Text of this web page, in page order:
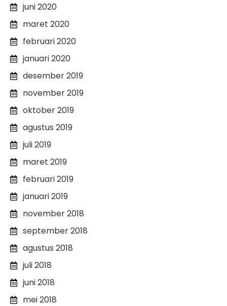
juni 2020
maret 2020
februari 2020
januari 2020
desember 2019
november 2019
oktober 2019
agustus 2019
juli 2019
maret 2019
februari 2019
januari 2019
november 2018
september 2018
agustus 2018
juli 2018
juni 2018
mei 2018